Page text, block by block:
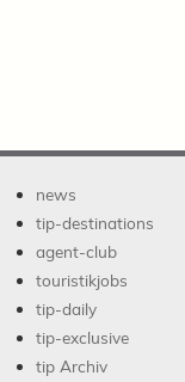
news
tip-destinations
agent-club
touristikjobs
tip-daily
tip-exclusive
tip Archiv